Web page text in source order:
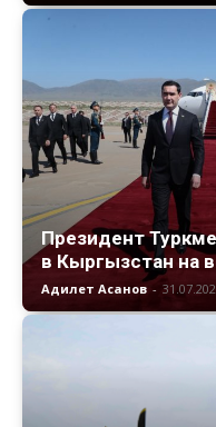
Президент
в Кыргызстан на
Адилет Асанов -